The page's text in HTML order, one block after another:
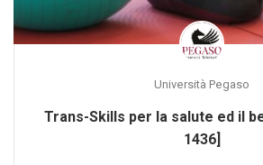
Università Pegaso
Trans-Skills per la salute ed il
1436]